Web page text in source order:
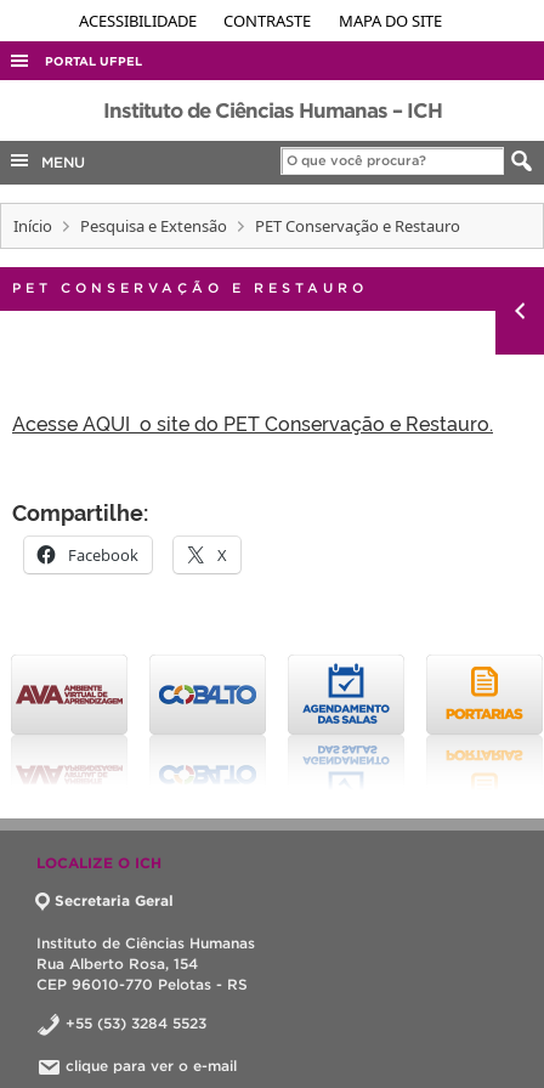
ACESSIBILIDADE CONTRASTE MAPA DO SITE
PORTAL UFPEL
ACESSO À INFORMAÇÃO
AUDITORIA
COBALTO
CONCURSOS
EDITAIS
INTERNACIONAL
TELEFONES
Instituto de Ciências Humanas – ICH
MENU
Início Pesquisa e Extensão PET Conservação e Restauro
PET CONSERVAÇÃO E RESTAURO
Acesse AQUI o site do PET Conservação e Restauro.
Compartilhe:
Facebook X
LOCALIZE O ICH
Secretaria Geral
Instituto de Ciências Humanas
Rua Alberto Rosa, 154
CEP 96010-770 Pelotas - RS
+55 (53) 3284 5523
clique para ver o e-mail